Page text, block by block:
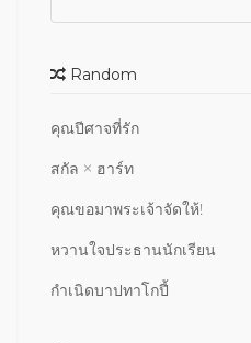
Random
คุณปีศาจที่รัก
สกัล × ฮาร์ท
คุณขอมาพระเจ้าจัดให้!
หวานใจประธานนักเรียน
กำเนิดบาปทาโกปี้